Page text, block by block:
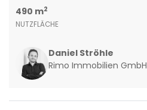
490 m2
NUTZFLÄCHE
Daniel Ströhle
Rimo Immobilien GmbH